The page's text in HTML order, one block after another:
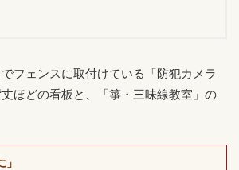
フェンスに取付けている「防犯カメラ
ほどの看板と、「箏・三味線教室」の